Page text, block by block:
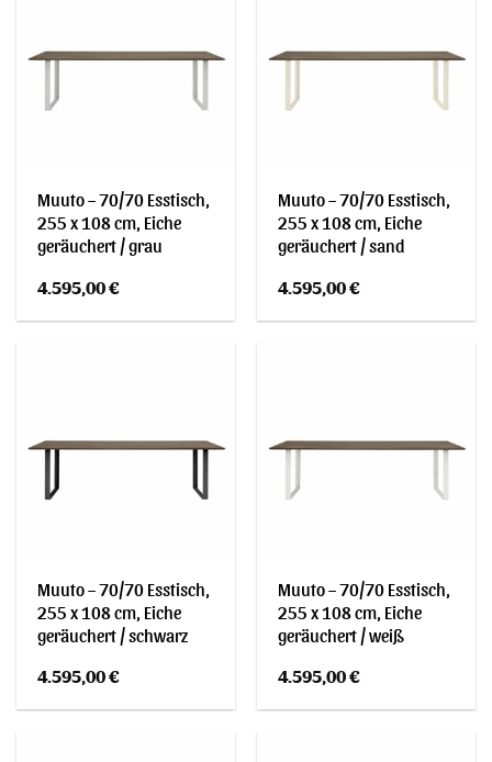
Muuto – 70/70 Esstisch,
255 x 108 cm, Eiche
geräuchert / grau
4.595,00€
Muuto – 70/70 Esstisch,
255 x 108 cm, Eiche
geräuchert / sand
4.595,00€
Muuto – 70/70 Esstisch,
255 x 108 cm, Eiche
geräuchert / schwarz
4.595,00€
Muuto – 70/70 Esstisch,
255 x 108 cm, Eiche
geräuchert / weiß
4.595,00€